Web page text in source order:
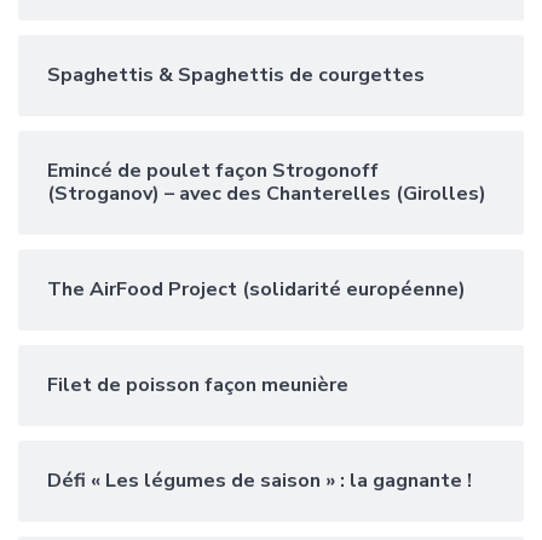
Spaghettis & Spaghettis de courgettes
Emincé de poulet façon Strogonoff
(Stroganov) – avec des Chanterelles (Girolles)
The AirFood Project (solidarité européenne)
Filet de poisson façon meunière
Défi « Les légumes de saison » : la gagnante !